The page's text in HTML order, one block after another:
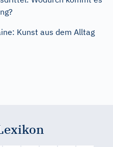
Kunst aus dem Alltag